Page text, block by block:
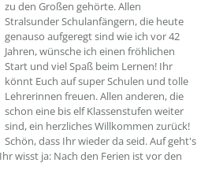
zu den Großen gehörte. Allen
Stralsunder Schulanfängern, die heute
genauso aufgeregt sind wie ich vor 42
Jahren, wünsche ich einen fröhlichen
Start und viel Spaß beim Lernen! Ihr
könnt Euch auf super Schulen und tolle
Lehrerinnen freuen. Allen anderen, die
schon eine bis elf Klassenstufen weiter
sind, ein herzliches Willkommen zurück!
Schön, dass Ihr wieder da seid. Auf geht's
wisst ja: Nach den Ferien ist vor den